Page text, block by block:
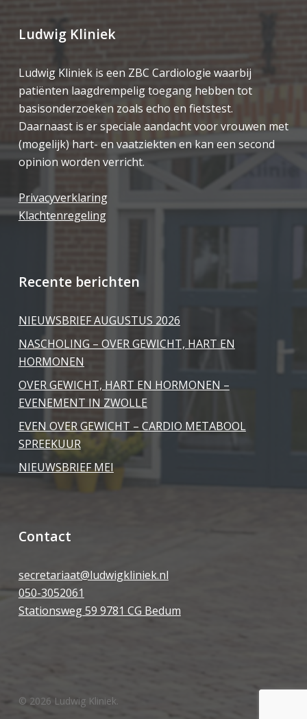
Ludwig Kliniek
Ludwig Kliniek is een ZBC Cardiologie waarbij
patiënten laagdrempelig toegang hebben tot
basisonderzoeken zoals echo en fietstest.
Daarnaast is er speciale aandacht voor vrouwen met
(mogelijk) hart- en vaatziekten en kan een second
opinion worden verricht.
Privacyverklaring
Klachtenregeling
Recente berichten
NIEUWSBRIEF AUGUSTUS 2026
NASCHOLING – OVER GEWICHT, HART EN
HORMONEN
OVER GEWICHT, HART EN HORMONEN –
EVENEMENT IN ZWOLLE
EVEN OVER GEWICHT – CARDIO METABOOL
SPREEKUUR
NIEUWSBRIEF MEI
Contact
secretariaat@ludwigkliniek.nl
050-3052061
Stationsweg 59 9781 CG Bedum
© 2026 Ludwig Kliniek.